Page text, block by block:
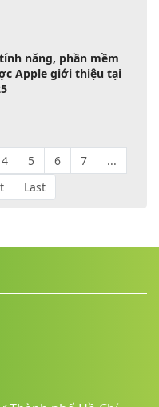
năng, phần mềm
Apple giới thiệu tại
4 5 6 7
...
Last